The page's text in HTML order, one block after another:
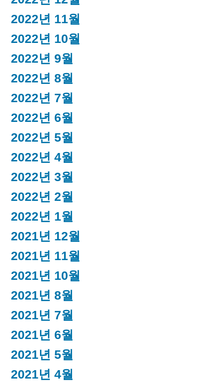
2022년 11월
2022년 10월
2022년 9월
2022년 8월
2022년 7월
2022년 6월
2022년 5월
2022년 4월
2022년 3월
2022년 2월
2022년 1월
2021년 12월
2021년 11월
2021년 10월
2021년 8월
2021년 7월
2021년 6월
2021년 5월
2021년 4월